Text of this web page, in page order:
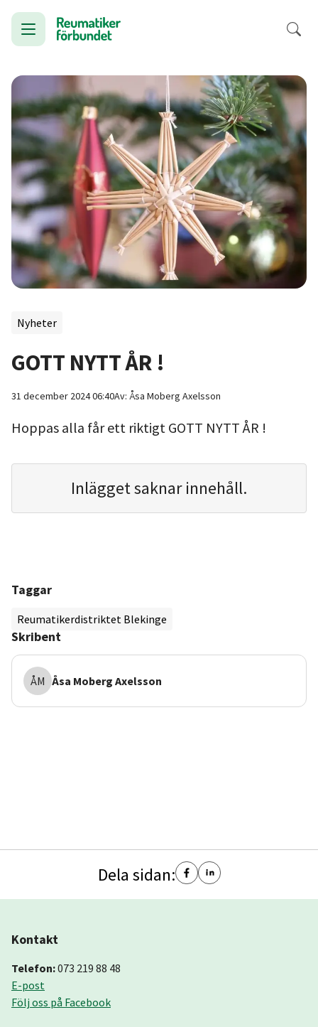
Nyheter
GOTT NYTT ÅR !
31 december 2024 06:40Av: Åsa Moberg Axelsson
Hoppas alla får ett riktigt GOTT NYTT ÅR !
Inlägget saknar innehåll.
Taggar
Reumatikerdistriktet Blekinge
Skribent
ÅM Åsa Moberg Axelsson
Dela sidan:
Kontakt
Telefon:073 219 88 48
E-post
Följ oss på Facebook